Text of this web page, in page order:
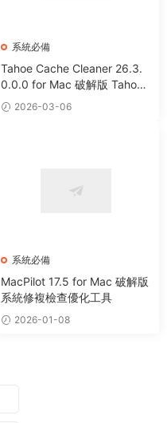
系統必備
Tahoe Cache Cleaner 26.3.
0.0.0 for Mac 破解版 Tahoe
系統優化防病毒清理軟件
2026-03-06
系統必備
MacPilot 17.5 for Mac 破解版
系統修複檢查優化工具
2026-01-08